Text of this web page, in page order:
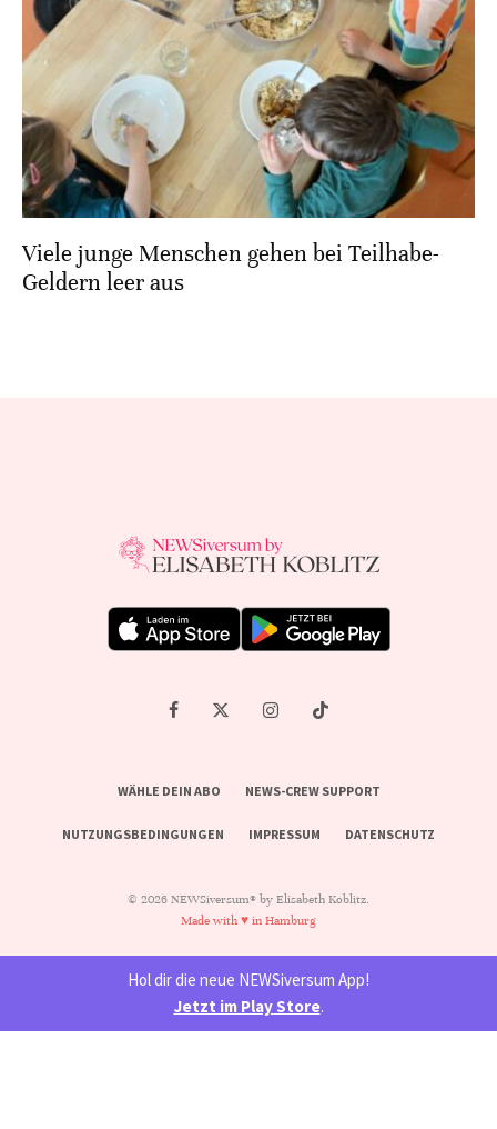
Viele junge Menschen gehen bei Teilhabe-
Geldern leer aus
WÄHLE DEIN ABO NEWS-CREW SUPPORT
NUTZUNGSBEDINGUNGEN IMPRESSUM DATENSCHUTZ
© 2026 NEWSiversum® by Elisabeth Koblitz.
Made with ♥ in Hamburg
Hol dir die neue NEWSiversum App!
Jetzt im Play Store.